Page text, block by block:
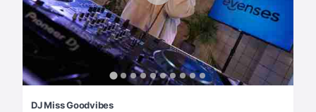
DJ Miss Goodvibes